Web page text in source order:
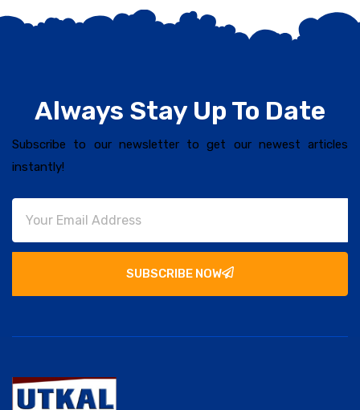
Always Stay Up To Date
Subscribe to our newsletter to get our newest articles
instantly!
SUBSCRIBE NOW